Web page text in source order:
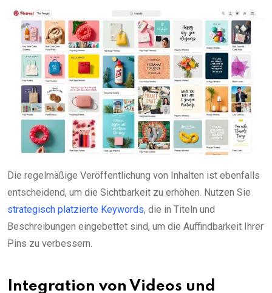
Die regelmäßige Veröffentlichung von Inhalten ist ebenfalls
entscheidend, um die Sichtbarkeit zu erhöhen. Nutzen Sie
strategisch platzierte Keywords, die in Titeln und
Beschreibungen eingebettet sind, um die Auffindbarkeit Ihrer
Pins zu verbessern.
Integration von Videos und